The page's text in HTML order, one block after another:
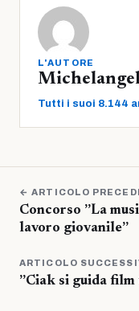
L'AUTORE
Tutti i suoi 8.144
← ARTICOLO
Concorso ”La
lavoro giovanile”
ARTICOLO
”Ciak si guida